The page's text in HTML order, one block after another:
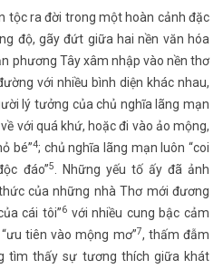
tộc ra đời trong một hoàn cảnh đặc
độ, gãy đứt giữa hai nền văn hóa
phương Tây xâm nhập vào nền thơ
với nhiều bình diện khác nhau,
lý tưởng của chủ nghĩa lãng mạn
với quá khứ, hoặc đi vào ảo mộng,
bé”4; chủ nghĩa lãng mạn luôn “coi
đáo”5
. Những yếu tố ấy đã ảnh
của những nhà Thơ mới đương
cái tôi”6với nhiều cung bậc cảm
tiên vào mộng mơ”7, thấm đẫm
tìm thấy sự tương thích giữa khát